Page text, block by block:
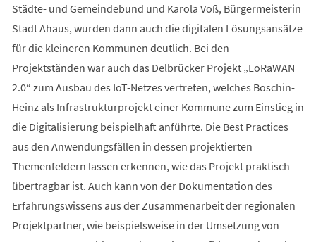
Städte- und Gemeindebund und Karola Voß, Bürgermeisterin
Stadt Ahaus, wurden dann auch die digitalen Lösungsansätze
für die kleineren Kommunen deutlich. Bei den
Projektständen war auch das Delbrücker Projekt „LoRaWAN
2.0“ zum Ausbau des IoT-Netzes vertreten, welches Boschin-
Heinz als Infrastrukturprojekt einer Kommune zum Einstieg in
die Digitalisierung beispielhaft anführte. Die Best Practices
aus den Anwendungsfällen in dessen projektierten
Themenfeldern lassen erkennen, wie das Projekt praktisch
übertragbar ist. Auch kann von der Dokumentation des
Erfahrungswissens aus der Zusammenarbeit der regionalen
Projektpartner, wie beispielsweise in der Umsetzung von